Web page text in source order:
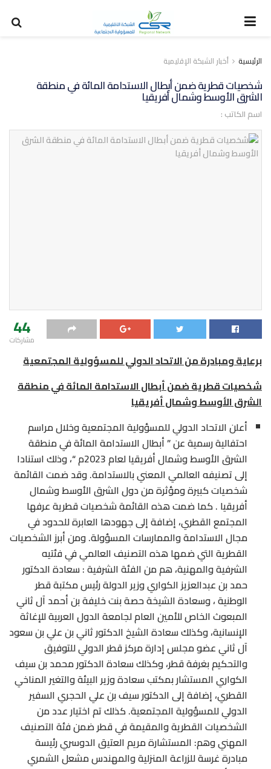
الرئيسية أخبار الشبكة الإقليمية
شخصيات قطرية ضمن أبطال الاستدامة المائة في منطقة
الشرق الأوسط وشمال أفريقيا
اسم الكاتب :
44
مشاركات
برعاية ومبادرة من الاتحاد الدولي للمسؤولية المجتمعية
شخصيات قطرية ضمن أبطال الاستدامة المائة في منطقة
الشرق الأوسط وشمال أفريقيا
أعلن الاتحاد الدولي للمسؤولية المجتمعية وخلال مراسم
احتفالية رسمية عن ” أبطال الاستدامة المائة في منطقة
الشرق الأوسط وشمال أفريقيا لعام 2023م “، وذلك استنادا
إلى تصنيفه العالمي المعني بالاستدامة. وقد ضمت القائمة
شخصيات كبيرة ومؤثرة من دول الشرق الأوسط وشمال
أفريقيا . كما ضمت هذه القائمة شخصيات قطرية عرفها
المجتمع القطري، إضافة إلى جهودها العابرة للحدود في
مجال الاستدامة والممارسات المسؤولة. ومن أبرز الشخصيات
القطرية التي ضمها هذه التصنيف العالمي في فئتيه
الشرفية والمهنية، هم من الفئة الشرفية : سعادة الدكتور
حمد بن عبدالعزيز الكواري وزير الدولة رئيس مكتبة قطر
الوطنية ، وسعادة الشيخة حصة بنت خليفة بن أحمد آل ثاني
المبعوث الخاص للأمين العام لجامعة الدول العربية للإغاثة
الإنسانية، وكذلك سعادة الشيخ الدكتور ثاني بن علي بن سعود
آل ثاني عضو مجلس إدارة مركز قطر الدولي للتوفيق
والتحكيم بغرفة قطر، وكذلك سعادة الدكتور محمد بن سيف
الكواري المستشار بمكتب سعادة وزير البيئة والتغير المناخي
القطري، إضافة إلى الدكتور سيف بن علي الحجري السفير
الدولي للمسؤولية المجتمعية. كذلك تم اختيار عدد من
الشخصيات القطرية والمقيمة في قطر ضمن فئة التصنيف
المهني وهم: المستشارة مريم العتيق الدوسري رئيسة
مبادرة غرسة للزراعة المنزلية والمهندس مشعل الشمري